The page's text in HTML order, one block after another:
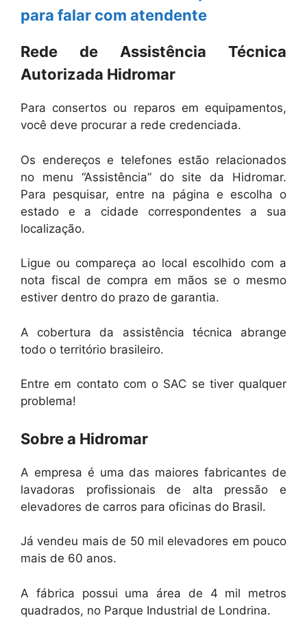
para falar com atendente
Rede de Assistência Técnica
Autorizada Hidromar
Para consertos ou reparos em equipamentos,
você deve procurar a rede credenciada.
Os endereços e telefones estão relacionados
no menu “Assistência” do site da Hidromar.
Para pesquisar, entre na página e escolha o
estado e a cidade correspondentes a sua
localização.
Ligue ou compareça ao local escolhido com a
nota fiscal de compra em mãos se o mesmo
estiver dentro do prazo de garantia.
A cobertura da assistência técnica abrange
todo o território brasileiro.
Entre em contato com o SAC se tiver qualquer
problema!
Sobre a Hidromar
A empresa é uma das maiores fabricantes de
lavadoras profissionais de alta pressão e
elevadores de carros para oficinas do Brasil.
Já vendeu mais de 50 mil elevadores em pouco
mais de 60 anos.
A fábrica possui uma área de 4 mil metros
quadrados, no Parque Industrial de Londrina.